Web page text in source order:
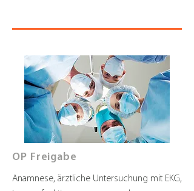
OP Freigabe
Anamnese, ärztliche Untersuchung mit EKG,